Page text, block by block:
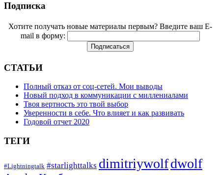
Подписка
Хотите получать новые материалы первым? Введите ваш E-
mail в форму:
СТАТЬИ
Полный отказ от соц-сетей. Мои выводы
Новый подход в коммуникации с миллениалами
Твоя вертность это твой выбор
Уверенности в себе. Что влияет и как развивать
Годовой отчет 2020
ТЕГИ
#Lightningtalk #starlighttalks dimitriywolfdwolf